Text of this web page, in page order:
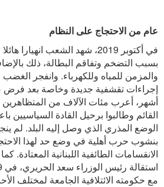
عام من الاحتجاج على النظام
في أكتوبر 2019، شهد الشعب
بسبب التضخم وتفاقم البطالة، ذلك
والمزمن للمياه وللكهرباء. وانفجر
إجراءات تقشفية جديدة وخاصة بعد
أشهر، أعرب مئات الآلاف من
القائم وطالبوا برحيل القادة السياسيين
الوضع المذري الذي وصل إليه البلد. لم
بنشوب حرب أهلية في وضع حد لهذا
الانقسامات الطائفية اللبنانية المعتادة.
مع حكومته الائتلافية الجامعة لمختلف